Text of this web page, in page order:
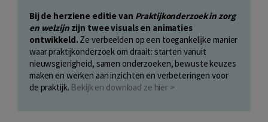
Bij de herziene editie van Praktijkonderzoek in zorg
en welzijnzijn twee visuals en animaties
ontwikkeld.Ze verbeelden op een toegankelijke manier
waar praktijkonderzoek om draait: starten vanuit
nieuwsgierigheid, samen onderzoeken, bewuste keuzes
maken en werken aan inzichten en verbeteringen voor
de praktijk. Bekijk en download ze hier >